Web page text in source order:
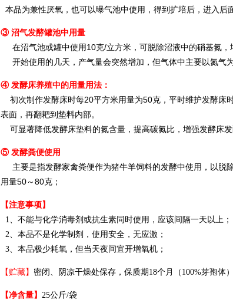
本品为兼性厌氧，也可以曝气池中使用，得到扩培后，进入后
③ 沼气发酵罐池中用量
在沼气池或罐中使用10克/立方米，可脱除沼液中的硝基氮，
开始使用的几天，产气量会突然增加，但气体中主要以氮气
④ 发酵床养殖中的用量用法：
初次制作发酵床时每20平方米用量为50克，平时维护发酵床
表面，再翻耙到垫料内部。
可显著降低发酵床垫料的氮含量，提高碳氮比，增强发酵床发
⑤ 发酵粪便使用
主要是指发酵家禽粪便作为猪牛羊饲料的发酵中使用，以脱
用量50～80克；
【注意事项】
1、不能与化学消毒剂或抗生素同时使用，应该间隔一天以上；
2、本品不是化学制剂，使用安全，无应激；
3、本品极少耗氧，但当天夜间宜开增氧机；
【贮藏】 密闭、阴凉干燥处保存，保质期18个月（100%芽孢体）
【净含量】 25公斤/袋